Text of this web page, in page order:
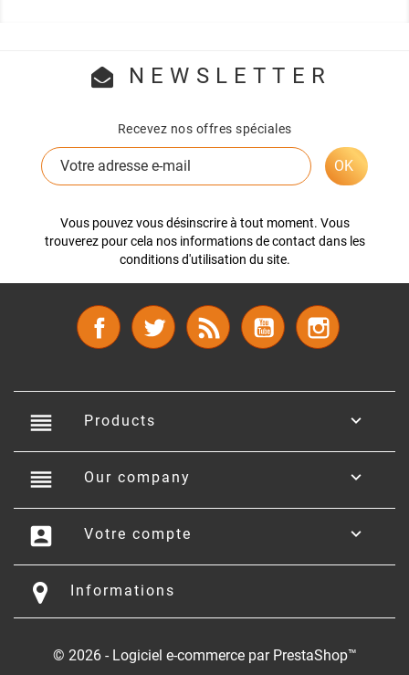
NEWSLETTER
Recevez nos offres spéciales
Vous pouvez vous désinscrire à tout moment. Vous
trouverez pour cela nos informations de contact dans les
conditions d'utilisation du site.
Facebook Twitter Rss YouTube
reorder Products 
reorder Our company 
account_box Votre compte 
Informations
© 2026 - Logiciel e-commerce par PrestaShop™